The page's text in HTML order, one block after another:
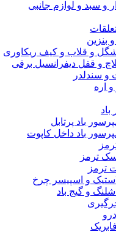
و سبد و لوازم جانبی
بنزین
و قلاب و کیف ریکاوری
و قفل دیفرانسیل برقی
سندلدر
و اره
باد پرتابل
باد داخل کاپوت
ترمز
ترمز
و اسپیسر چرخ
و گیج باد